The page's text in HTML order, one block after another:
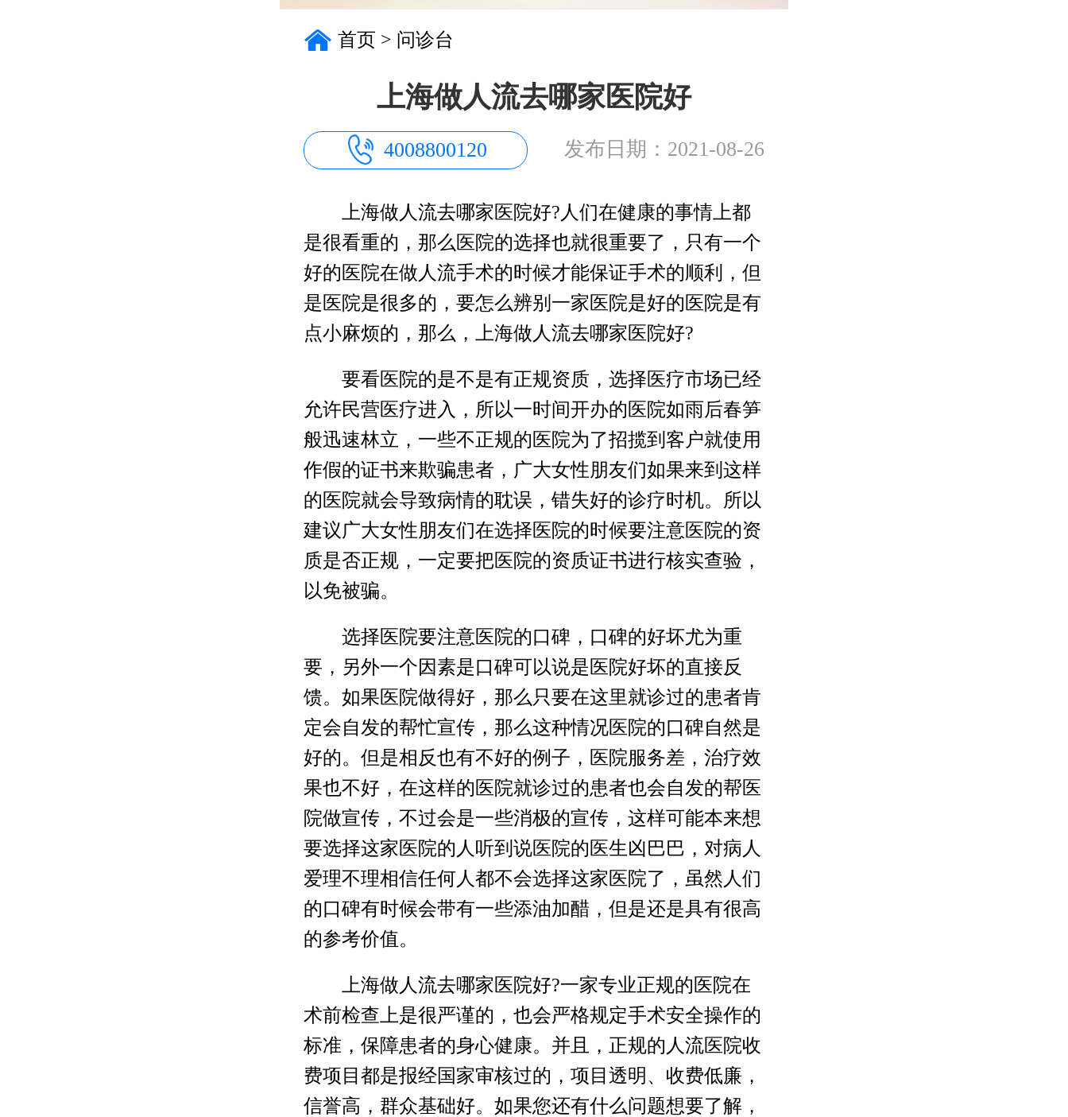
首页 > 问诊台
上海做人流去哪家医院好
4008800120 发布日期：2021-08-26
上海做人流去哪家医院好?人们在健康的事情上都
是很看重的，那么医院的选择也就很重要了，只有一个
好的医院在做人流手术的时候才能保证手术的顺利，但
是医院是很多的，要怎么辨别一家医院是好的医院是有
点小麻烦的，那么，上海做人流去哪家医院好?
要看医院的是不是有正规资质，选择医疗市场已经
允许民营医疗进入，所以一时间开办的医院如雨后春笋
般迅速林立，一些不正规的医院为了招揽到客户就使用
作假的证书来欺骗患者，广大女性朋友们如果来到这样
的医院就会导致病情的耽误，错失好的诊疗时机。所以
建议广大女性朋友们在选择医院的时候要注意医院的资
质是否正规，一定要把医院的资质证书进行核实查验，
以免被骗。
选择医院要注意医院的口碑，口碑的好坏尤为重
要，另外一个因素是口碑可以说是医院好坏的直接反
馈。如果医院做得好，那么只要在这里就诊过的患者肯
定会自发的帮忙宣传，那么这种情况医院的口碑自然是
好的。但是相反也有不好的例子，医院服务差，治疗效
果也不好，在这样的医院就诊过的患者也会自发的帮医
院做宣传，不过会是一些消极的宣传，这样可能本来想
要选择这家医院的人听到说医院的医生凶巴巴，对病人
爱理不理相信任何人都不会选择这家医院了，虽然人们
的口碑有时候会带有一些添油加醋，但是还是具有很高
的参考价值。
上海做人流去哪家医院好?一家专业正规的医院在
术前检查上是很严谨的，也会严格规定手术安全操作的
标准，保障患者的身心健康。并且，正规的人流医院收
费项目都是报经国家审核过的，项目透明、收费低廉，
信誉高，群众基础好。如果您还有什么问题想要了解，